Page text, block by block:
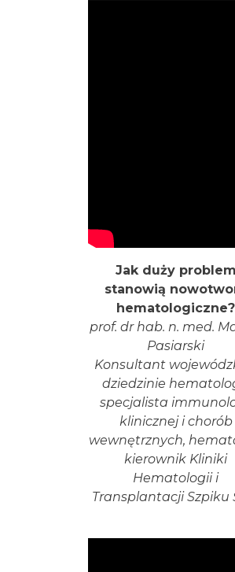
Jak duży problem
stanowią
hematologiczne?
prof. dr hab. n. med.
Pasiarski
Konsultant
dziedzinie
specjalista
klinicznej i chorób
wewnętrznych,
kierownik Kliniki
Hematologii i
Transplantacji Szpiku